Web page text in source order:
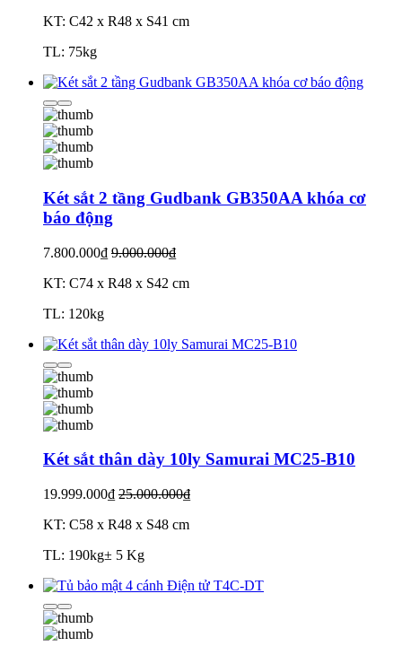
KT: C42 x R48 x S41 cm
TL: 75kg
Két sắt 2 tầng Gudbank GB350AA khóa cơ
báo động
7.800.000₫ 9.000.000₫
KT: C74 x R48 x S42 cm
TL: 120kg
Két sắt thân dày 10ly Samurai MC25-B10
19.999.000₫ 25.000.000₫
KT: C58 x R48 x S48 cm
TL: 190kg± 5 Kg